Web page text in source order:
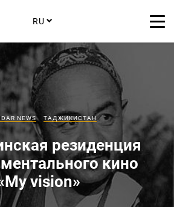
RU
NEWS ТАДЖИКИСТАН
резиденция
кино
vision»